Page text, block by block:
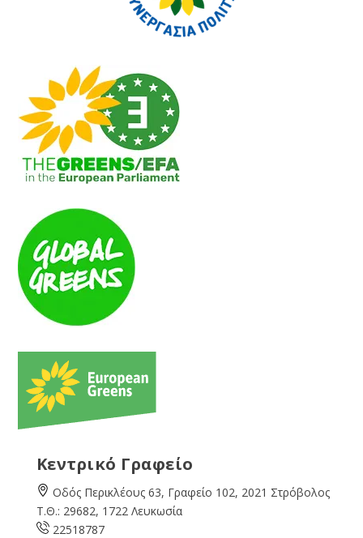
Κεντρικό Γραφείο
Οδός Περικλέους 63, Γραφείο 102, 2021 Στρόβολος
Τ.Θ.: 29682, 1722 Λευκωσία
22518787